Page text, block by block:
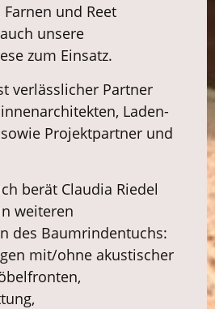
und Reet
unsere
zum Einsatz.
verlässlicher Partner
Laden-
Projektpartner und
berät Claudia Riedel
weiteren
des Baumrindentuchs:
mit/ohne akustischer